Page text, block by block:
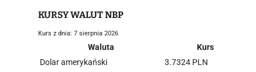
KURSY WALUT NBP
Kurs z dnia: 7 sierpnia 2026
Waluta
Kurs
Dolar amerykański
3.7324 PLN